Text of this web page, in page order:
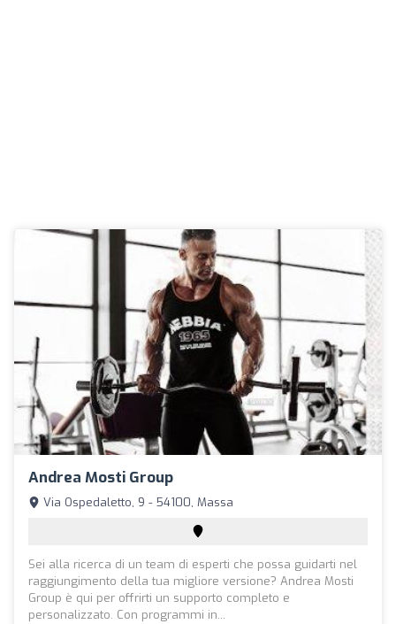
Andrea Mosti Group
Via Ospedaletto, 9 - 54100, Massa
Sei alla ricerca di un team di esperti che possa guidarti nel
raggiungimento della tua migliore versione? Andrea Mosti
Group è qui per offrirti un supporto completo e
personalizzato. Con programmi in...